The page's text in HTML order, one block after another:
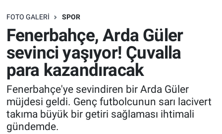
FOTO GALERI SPOR
Fenerbahçe, Arda Güler
sevinci yaşıyor! Çuvalla
para kazandıracak
Fenerbahçe'ye sevindiren bir Arda Güler
müjdesi geldi. Genç futbolcunun sarı lacivert
takıma büyük bir getiri sağlaması ihtimali
gündemde.
SAĞLIK
EKONOMİ
EĞİTİM
ÖZEL HABER
Keşfet